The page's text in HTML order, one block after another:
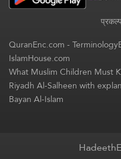
QuranEnc.com-
IslamHouse.com
What Muslim Children Must
Riyadh Al-Salheen with
Bayan Al-Islam